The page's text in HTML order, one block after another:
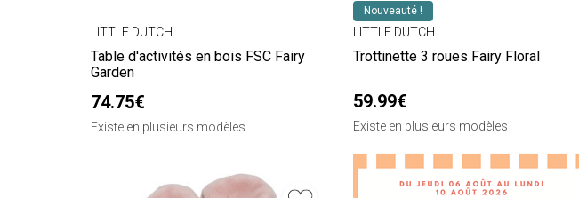
LITTLE DUTCH
Table d'activités en bois FSC Fairy
Garden
74.75€
Existe en plusieurs modèles
Nouveauté !
LITTLE DUTCH
Trottinette 3 roues Fairy Floral
59.99€
Existe en plusieurs modèles